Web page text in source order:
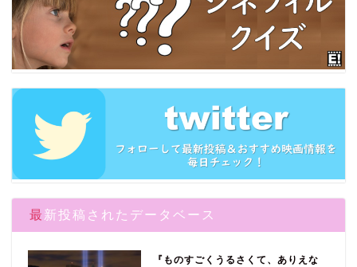
最新投稿されたデータベース
『ものすごくうるさくて、ありえな